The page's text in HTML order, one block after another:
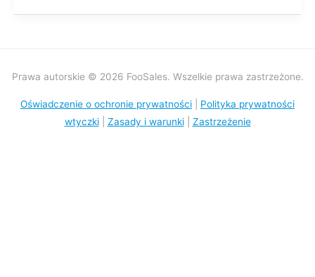
Prawa autorskie © 2026 FooSales. Wszelkie prawa zastrzeżone.
Oświadczenie o ochronie prywatności
Polityka prywatności
wtyczki| Zasady i warunki| Zastrzeżenie